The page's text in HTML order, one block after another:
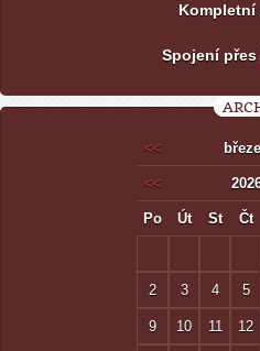
Kompletní
Spojení
<<
<<
Po Út St Čt
2 3 4 5
9 10 11 12